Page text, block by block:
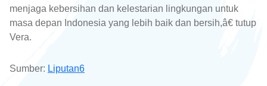
menjaga kebersihan dan kelestarian lingkungan untuk
masa depan Indonesia yang lebih baik dan bersih,â€ tutup
Vera.
Sumber: Liputan6